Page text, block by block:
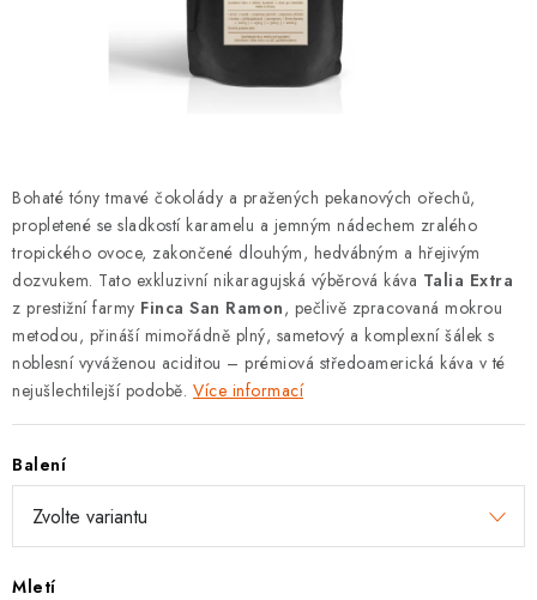
Zásady pro vracení zboží a reklamace
Hodnocení obchodu
Bohaté tóny tmavé čokolády a pražených pekanových ořechů,
propletené se sladkostí karamelu a jemným nádechem zralého
tropického ovoce, zakončené dlouhým, hedvábným a hřejivým
dozvukem. Tato exkluzivní nikaragujská výběrová káva Talia Extra
z prestižní farmy Finca San Ramon, pečlivě zpracovaná mokrou
metodou, přináší mimořádně plný, sametový a komplexní šálek s
noblesní vyváženou aciditou – prémiová středoamerická káva v té
nejušlechtilejší podobě. Více informací
Balení
Mletí